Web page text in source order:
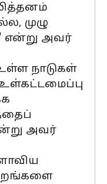
முழு
என்று அவர்
நாடுகள்
அவர்